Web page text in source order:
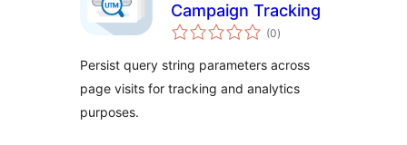
Campaign Tracking
(0कुल
दर)
Persist query string parameters across
page visits for tracking and analytics
purposes.